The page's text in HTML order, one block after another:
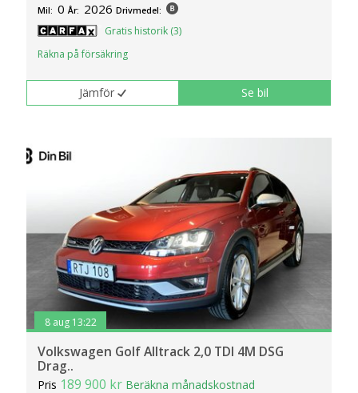
Mil: 0 År: 2026 Drivmedel:
Gratis historik (3)
Räkna på försäkring
Jämför Se bil
8 aug 13:22
Volkswagen Golf Alltrack 2,0 TDI 4M DSG
Drag..
Pris 189 900 kr Beräkna månadskostnad